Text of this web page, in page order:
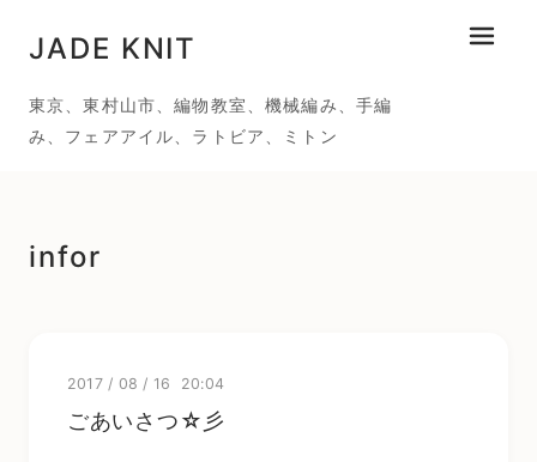
JADE KNIT
東京、東村山市、編物教室、機械編み、手編
み、フェアアイル、ラトビア、ミトン
メニュ
infor
2017 / 08 / 16 20:04
ごあいさつ☆彡